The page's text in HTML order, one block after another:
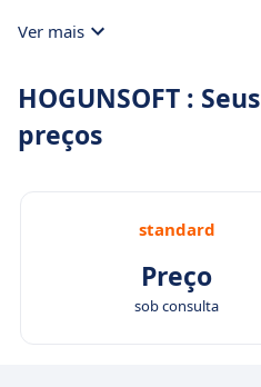
Ver mais
HOGUNSOFT : Seus
preços
standard
Preço
sob consulta